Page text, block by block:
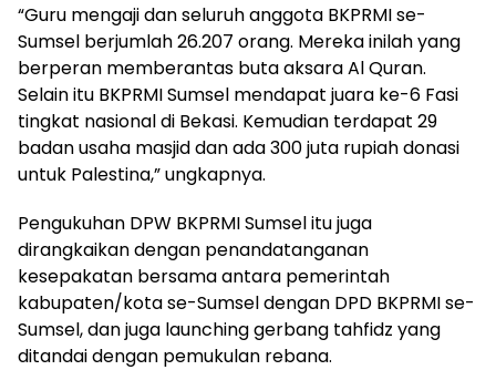
“Guru mengaji dan seluruh anggota BKPRMI se-
Sumsel berjumlah 26.207 orang. Mereka inilah yang
berperan memberantas buta aksara Al Quran.
Selain itu BKPRMI Sumsel mendapat juara ke-6 Fasi
tingkat nasional di Bekasi. Kemudian terdapat 29
badan usaha masjid dan ada 300 juta rupiah donasi
untuk Palestina,” ungkapnya.
Pengukuhan DPW BKPRMI Sumsel itu juga
dirangkaikan dengan penandatanganan
kesepakatan bersama antara pemerintah
kabupaten/kota se-Sumsel dengan DPD BKPRMI se-
Sumsel, dan juga launching gerbang tahfidz yang
ditandai dengan pemukulan rebana.